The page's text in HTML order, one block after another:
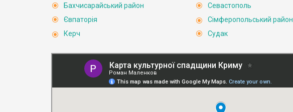
Бахчисарайський район
Євпаторія
Керч
Севастополь
Сімферопольський район
Судак